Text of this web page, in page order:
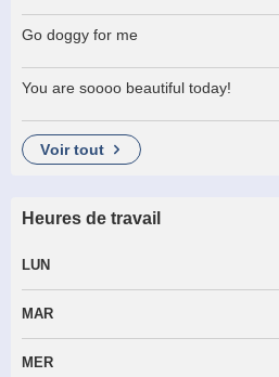
Go doggy for me
You are soooo beautiful today!
voir tout
Heures de travail
LUN
MAR
MER